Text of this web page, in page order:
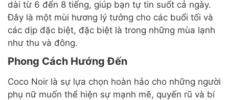
dài từ 6 đến 8 tiếng, giúp bạn tự tin suốt cả ngày.
Đây là một mùi hương lý tưởng cho các buổi tối và
các dịp đặc biệt, đặc biệt là trong những mùa lạnh
như thu và đông.
Phong Cách Hướng Đến
Coco Noir là sự lựa chọn hoàn hảo cho những người
phụ nữ muốn thể hiện sự mạnh mẽ, quyến rũ và bí